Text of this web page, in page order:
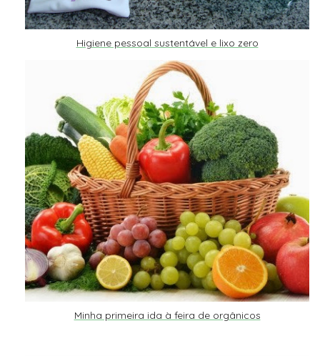
Higiene pessoal sustentável e lixo zero
Minha primeira ida à feira de orgânicos